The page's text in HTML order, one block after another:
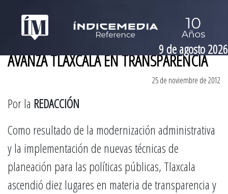
9 de agosto 2026
AVANZA TLAXCALA EN TRANSPARENCIA
25 de noviembre de 2012
Por la REDACCIÓN
Como resultado de la modernización administrativa
y la implementación de nuevas técnicas de
planeación para las políticas públicas, Tlaxcala
ascendió diez lugares en materia de transparencia y